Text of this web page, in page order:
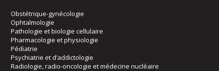
Obstétrique-gynécologie
Ophtalmologie
Pathologie et biologie cellulaire
Pharmacologie et physiologie
Pédiatrie
Psychiatrie et d’addictologie
Radiologie, radio-oncologie et médecine nucléaire